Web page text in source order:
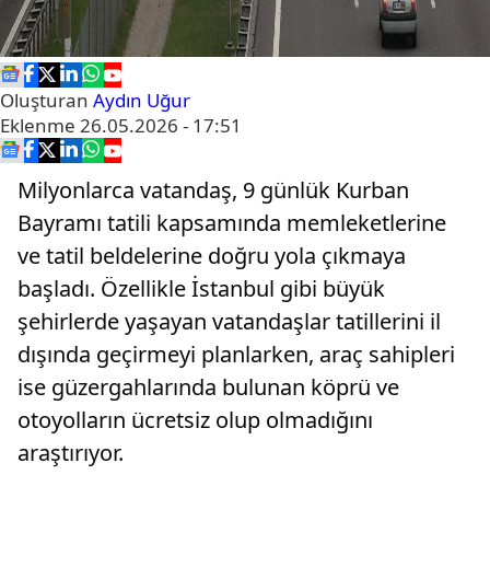
Oluşturan Aydın Uğur
Eklenme 26.05.2026 - 17:51
Milyonlarca vatandaş, 9 günlük Kurban
Bayramı tatili kapsamında memleketlerine
ve tatil beldelerine doğru yola çıkmaya
başladı. Özellikle İstanbul gibi büyük
şehirlerde yaşayan vatandaşlar tatillerini il
dışında geçirmeyi planlarken, araç sahipleri
ise güzergahlarında bulunan köprü ve
otoyolların ücretsiz olup olmadığını
araştırıyor.